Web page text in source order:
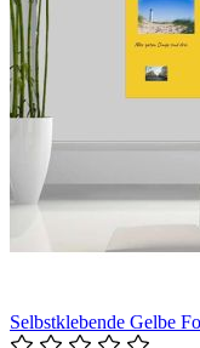
Selbstklebende Gelbe